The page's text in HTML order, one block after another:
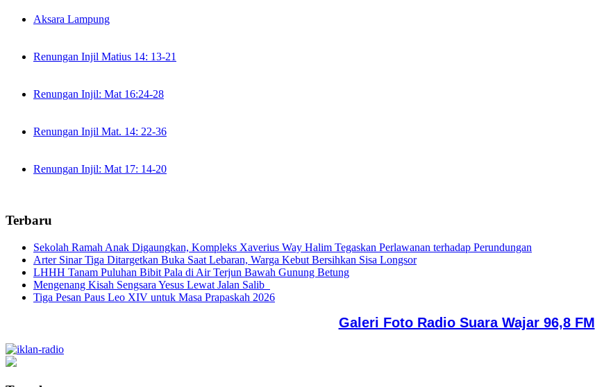
Aksara Lampung
Renungan Injil Matius 14: 13-21
Renungan Injil: Mat 16:24-28
Renungan Injil Mat. 14: 22-36
Renungan Injil: Mat 17: 14-20
Terbaru
Sekolah Ramah Anak Digaungkan, Kompleks Xaverius Way Halim Tegaskan Perlawanan terhadap Perundungan
Arter Sinar Tiga Ditargetkan Buka Saat Lebaran, Warga Kebut Bersihkan Sisa Longsor
LHHH Tanam Puluhan Bibit Pala di Air Terjun Bawah Gunung Betung
Mengenang Kisah Sengsara Yesus Lewat Jalan Salib
Tiga Pesan Paus Leo XIV untuk Masa Prapaskah 2026
Galeri Foto Radio Suara Wajar 96,8 FM